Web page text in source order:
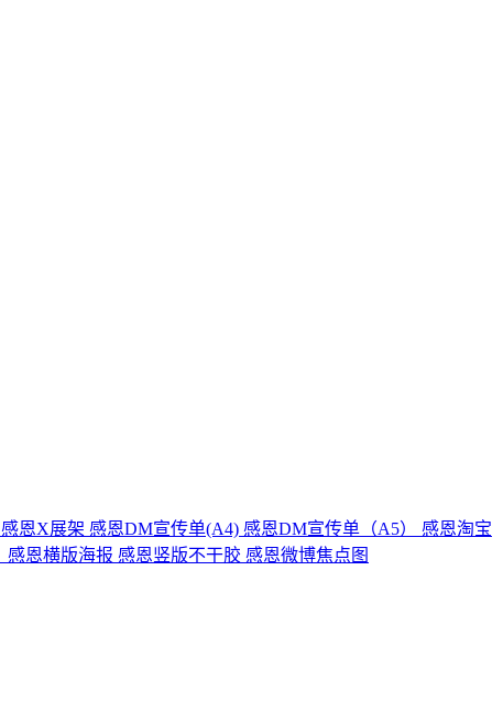
感恩X展架 感恩DM宣传单(A4) 感恩DM宣传单（A5） 感恩淘宝
感恩横版海报 感恩竖版不干胶 感恩微博焦点图